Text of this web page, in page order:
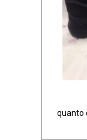
quanto